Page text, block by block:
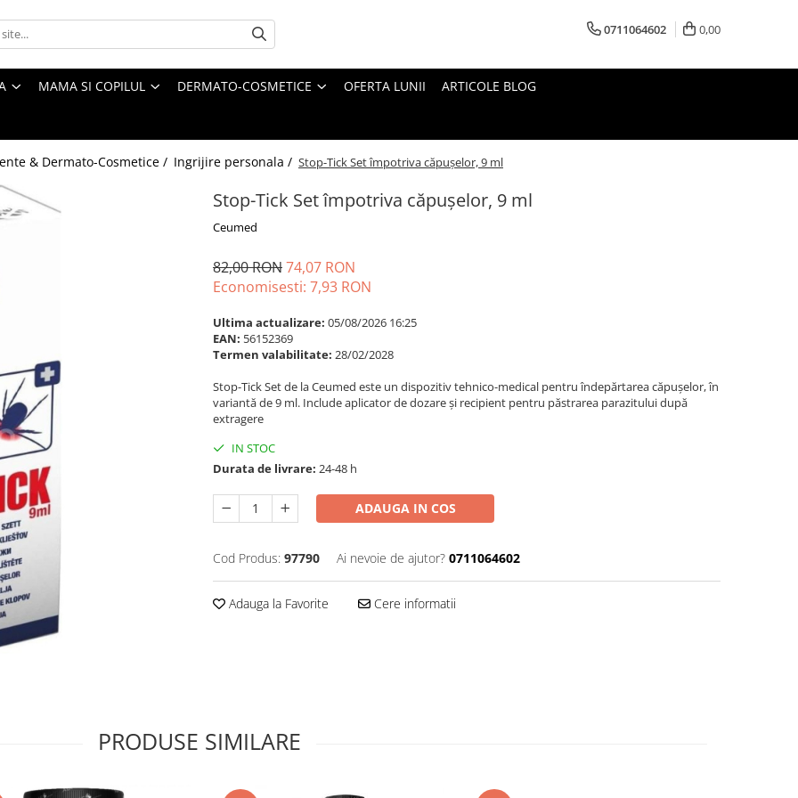
0711064602 0,00
MAMA SI COPILUL DERMATO-COSMETICE OFERTA LUNII ARTICOLE BLOG
& Dermato-Cosmetice / Ingrijire personala / Stop-Tick Set împotriva căpușelor, 9 ml
Stop-Tick Set împotriva căpușelor, 9 ml
Ceumed
82,00 RON74,07 RON
Economisesti: 7,93 RON
Ultima actualizare: 05/08/2026 16:25
EAN: 56152369
Termen valabilitate: 28/02/2028
Stop-Tick Set de la Ceumed este un dispozitiv tehnico-medical pentru îndepărtarea căpușelor, în
variantă de 9 ml. Include aplicator de dozare și recipient pentru păstrarea parazitului după
extragere
IN STOC
Durata de livrare: 24-48 h
ADAUGA IN COS
Cod Produs: 97790 Ai nevoie de ajutor? 0711064602
Adauga la Favorite Cere informatii
PRODUSE SIMILARE